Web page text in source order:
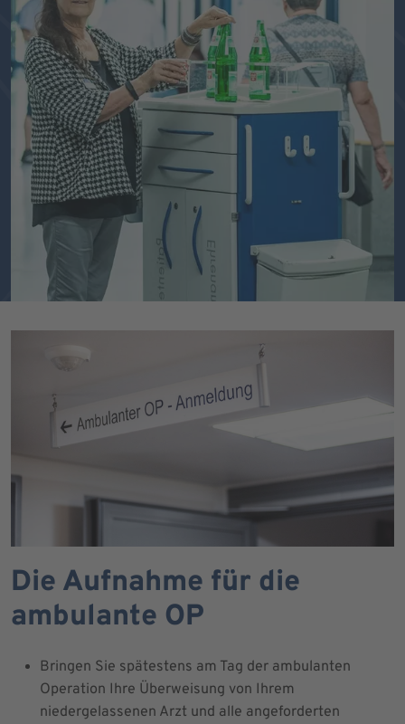
Die Aufnahme für die
ambulante OP
Bringen Sie spätestens am Tag der ambulanten
Operation Ihre Überweisung von Ihrem
niedergelassenen Arzt und alle angeforderten